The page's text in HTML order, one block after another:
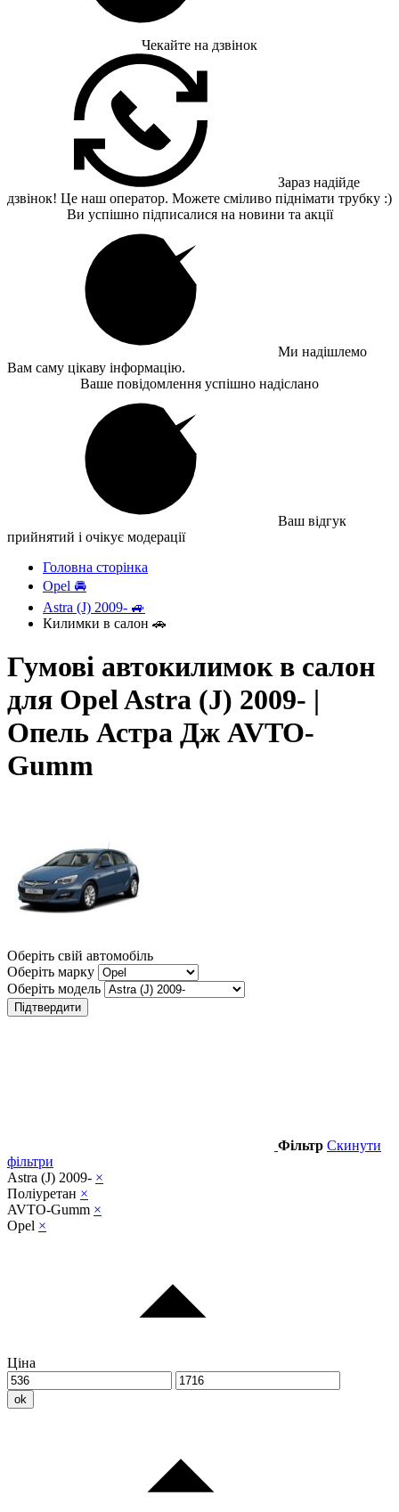
Чекайте на дзвінок
Зараз надійде
дзвінок! Це наш оператор. Можете сміливо піднімати трубку :)
Ви успішно підписалися на новини та акції
Ми надішлемо
Вам саму цікаву інформацію.
Ваше повідомлення успішно надіслано
Ваш відгук
прийнятий і очікує модерації
Головна сторінка
Opel 🚘
Astra (J) 2009- 🚙
Килимки в салон 🚗
Гумові автокилимок в салон
для Opel Astra (J) 2009- |
Опель Астра Дж AVTO-
Gumm
Оберіть свій автомобіль
Оберіть марку
Оберіть модель
Підтвердити
Фільтр Скинути
фільтри
Astra (J) 2009- ×
Поліуретан ×
AVTO-Gumm ×
Opel ×
Ціна
ok